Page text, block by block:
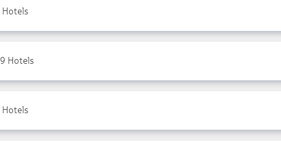
Hotels
Hotels
Hotels